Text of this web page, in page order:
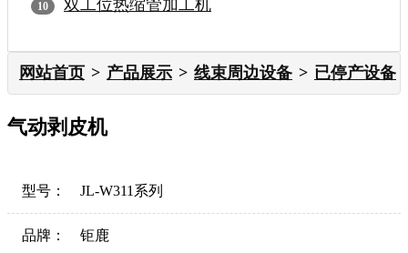
双工位热缩管加工机
网站首页 产品展示 线束周边设备 已停产设备
气动剥皮机
型号： JL-W311系列
品牌： 钜鹿